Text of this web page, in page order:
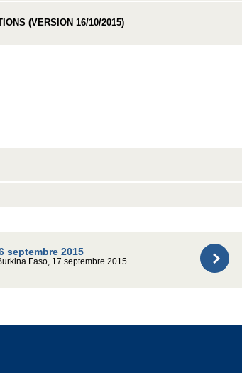
(VERSION 16/10/2015)
septembre 2015
Faso, 17 septembre 2015